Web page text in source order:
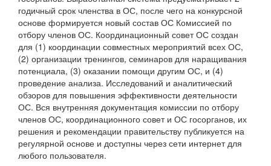
годичный срок членства в ОС, после чего на конкурсной
основе формируется новый состав ОС Комиссией по
отбору членов ОС. Координационный совет ОС создан
для (1) координации совместных мероприятий всех ОС,
(2) организации тренингов, семинаров для наращивания
потенциала, (3) оказании помощи другим ОС, и (4)
проведение анализа. Исследований и аналитический
обзоров для повышения эффективности деятельности
ОС. Вся внутренняя документация комиссии по отбору
членов ОС, координационного совет и ОС госорганов, их
решения и рекомендации правительству публикуется на
регулярной основе и доступны через сети интернет для
любого пользователя.